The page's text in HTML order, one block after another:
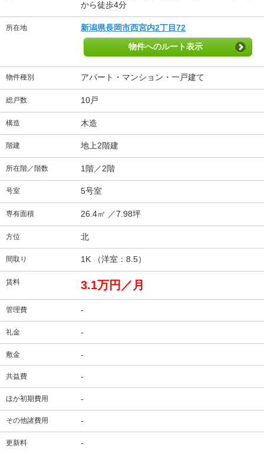
から徒歩4分
所在地 新潟県長岡市西宮内2丁目72
物件へのルート表示
物件種別 アパート・マンション・一戸建て
総戸数 10戸
構造 木造
階建 地上2階建
所在階／階数 1階／2階
号室 5号室
専有面積 26.4㎡ ／7.98坪
方位 北
間取り 1K （洋室：8.5）
賃料 3.1万円／月
管理費 -
礼金 -
敷金 -
共益費 -
ほか初期費用 -
その他諸費用 -
更新料 -